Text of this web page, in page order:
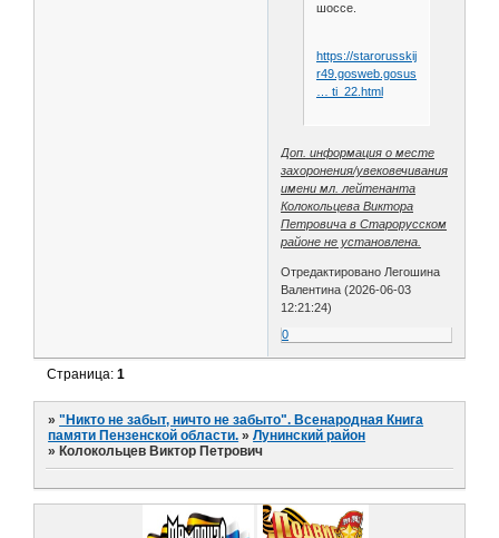
шоссе.
https://starorusskij-
r49.gosweb.gosuslu
… ti_22.html
Доп. информация о месте
захоронения/увековечивания
имени мл. лейтенанта
Колокольцева Виктора
Петровича в Старорусском
районе не установлена.
Отредактировано Легошина
Валентина (2026-06-03
12:21:24)
0
Страница:1
»"Никто не забыт, ничто не забыто". Всенародная Книга
памяти Пензенской области. »Лунинский район
» Колокольцев Виктор Петрович